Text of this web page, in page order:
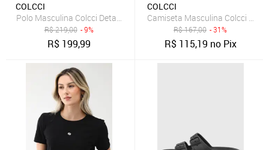
COLCCI
Polo Masculina Colcci Detalhe Gola Preta
R$219,00 - 9%
R$ 199,99
COLCCI
Camiseta Masculina Colcci
R$167,00 - 31%
R$ 115,19 no Pix